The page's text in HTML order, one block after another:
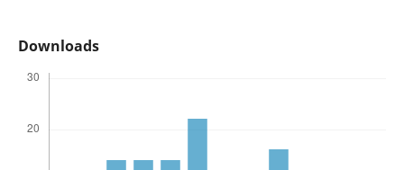
Downloads